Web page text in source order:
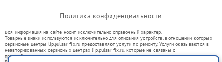
Политика конфиденциальности
Вся информация на сайте носит исключительно справочный характер.
Товарные знаки используются исключительно для описания устройств, в отношении которых
сервисные центры lip.pulsar-fix.ru предоставляют услуги по ремонту. Услуги оказываются в
неавторизованных сервисных центрах lip.pulsar-fix.ru, которые не связаны с
правообладателями товарных знаков или их официальными представителями.